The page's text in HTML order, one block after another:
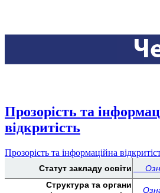
Прозорість та
відкритість
Прозорість та інформаційна
Статут закладу освіти
Структура та органи